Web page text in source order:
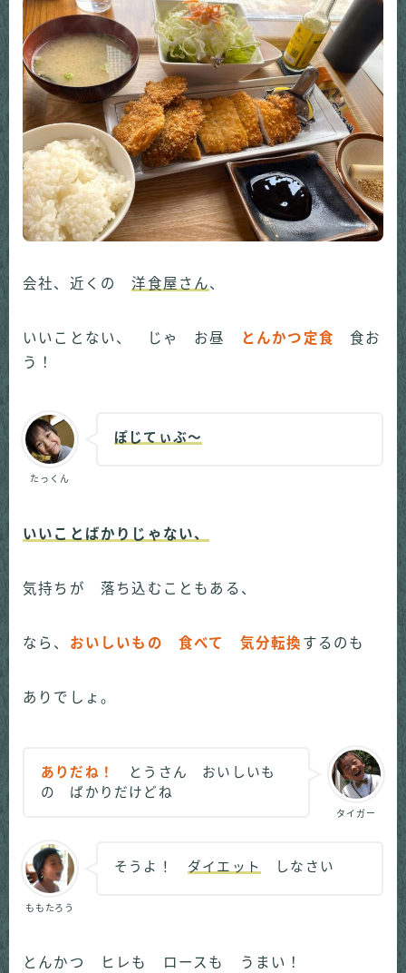
会社、近くの洋食屋さん、
いいことない、 じゃ お昼 とんかつ定食
食お
う！
たっくん
ぽじてぃぶ～
いいことばかりじゃない、
気持ちが 落ち込むこともある、
なら、 おいしいもの 食べて 気分転換 するのも
ありでしょ。
タイガー
ありだね！
とうさん おいしいも
の ばかりだけどね
ももたろう
そうよ！ ダイエット しなさい
とんかつ ヒレも ロースも うまい！